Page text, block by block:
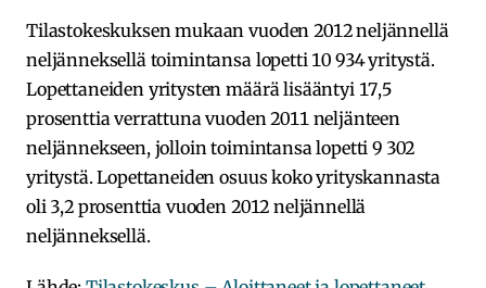
Tilastokeskuksen mukaan vuoden 2012 neljännellä
neljänneksellä toimintansa lopetti 10 934 yritystä.
Lopettaneiden yritysten määrä lisääntyi 17,5
prosenttia verrattuna vuoden 2011 neljänteen
neljännekseen, jolloin toimintansa lopetti 9 302
yritystä. Lopettaneiden osuus koko yrityskannasta
oli 3,2 prosenttia vuoden 2012 neljännellä
neljänneksellä.